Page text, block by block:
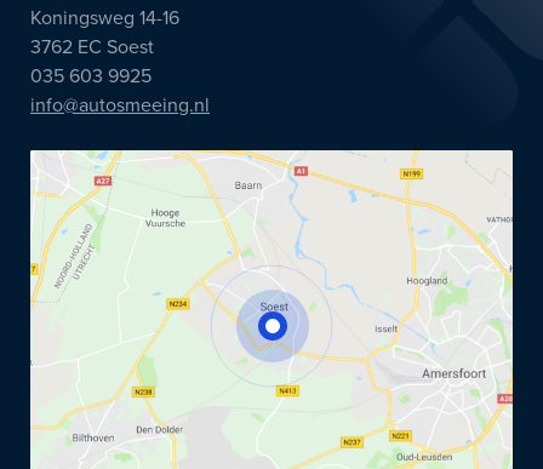
Koningsweg 14-16
3762 EC Soest
035 603 9925
info@autosmeeing.nl